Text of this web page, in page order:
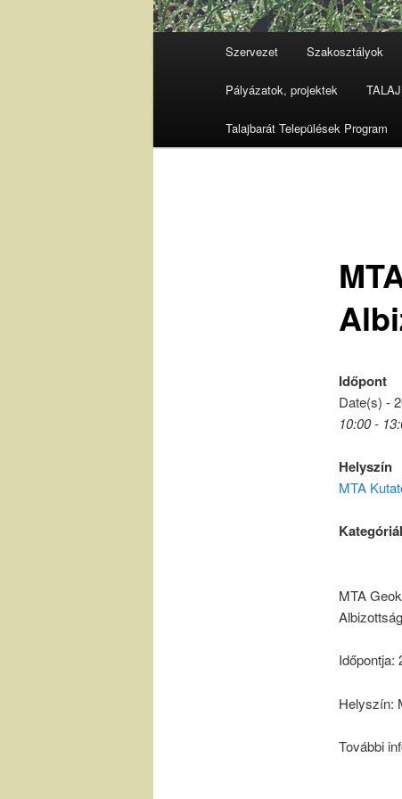
Szervezet Szakosztályok
Pályázatok, projektek
Talajbarát Települések Program
Időpont
Date(s) -
10:00 -
Helyszín
MTA
MTA
Időpontja:
Helyszín:
További